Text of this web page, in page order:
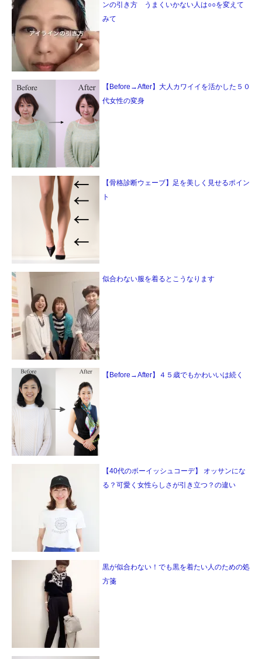
ンの引き方 うまくいかない人は○○を変えて
みて
【Before→After】大人カワイイを活かした５０
代女性の変身
【骨格診断ウェーブ】足を美しく見せるポイン
ト
似合わない服を着るとこうなります
【Before→After】４５歳でもかわいいは続く
【40代のボーイッシュコーデ】 オッサンにな
る？可愛く女性らしさが引き立つ？の違い
黒が似合わない！でも黒を着たい人のための処
方箋